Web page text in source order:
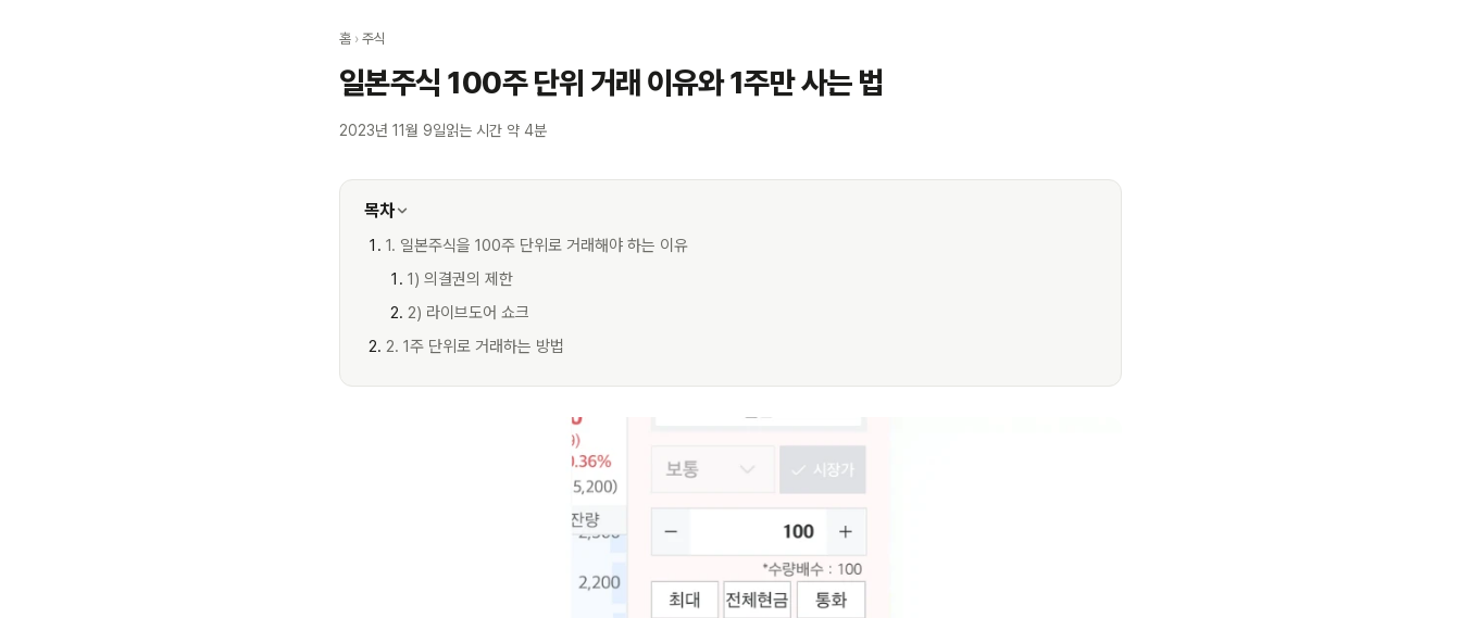
홈 › 주식
일본주식 100주 단위 거래 이유와 1주만 사는 법
2023년 11월 9일읽는 시간 약 4분
목차
1. 일본주식을 100주 단위로 거래해야 하는 이유
1) 의결권의 제한
2) 라이브도어 쇼크
2. 1주 단위로 거래하는 방법